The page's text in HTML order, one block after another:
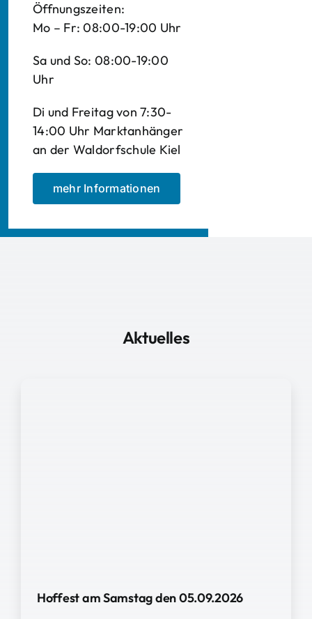
Öffnungszeiten:
Mo – Fr: 08:00-19:00 Uhr
Sa und So: 08:00-19:00
Uhr
Di und Freitag von 7:30-
14:00 Uhr Marktanhänger
an der Waldorfschule Kiel
mehr Informationen
Aktuelles
Hoffest am Samstag den 05.09.2026